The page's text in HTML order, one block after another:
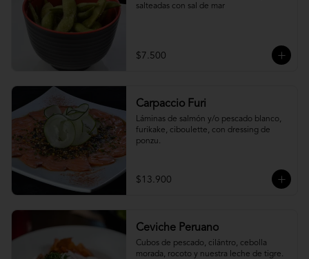
salteadas con sal de mar
$7.500
Carpaccio Furi
Láminas de salmón y/o pescado blanco,
furikake, ciboulette, con dressing de
ponzu.
$13.900
Ceviche Peruano
Cubos de pescado, cilántro, cebolla
morada, rocoto y nuestra leche de tigre.